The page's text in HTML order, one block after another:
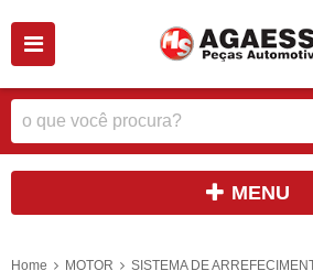
MENU
Home MOTOR SISTEMA DE